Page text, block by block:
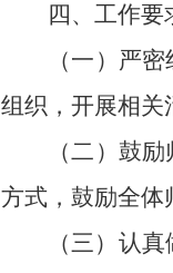
四、工作要
（一）严
组织，开展相关
（二）鼓
方式，鼓励全体
（三）认